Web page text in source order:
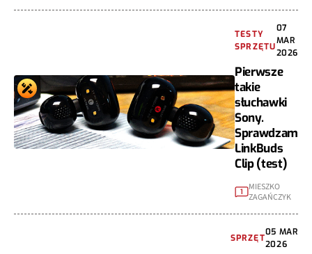
TESTY
SPRZĘTU
07
MAR
2026
Pierwsze
takie
słuchawki
Sony.
Sprawdzam
LinkBuds
Clip (test)
1
MIESZKO
ZAGAŃCZYK
SPRZĘT
05 MAR
2026